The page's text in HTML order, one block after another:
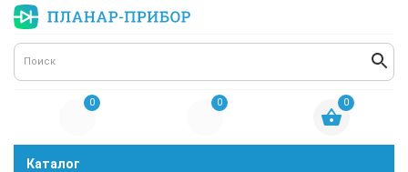
0 0 0
Каталог